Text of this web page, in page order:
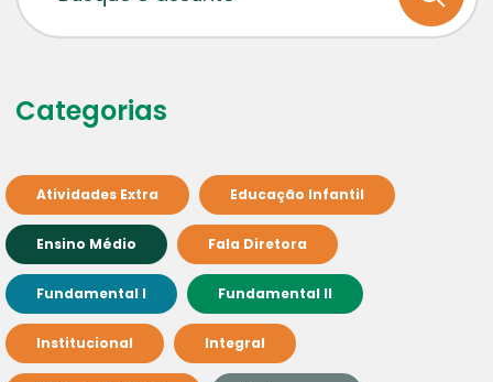
Categorias
Atividades Extra Educação Infantil
Ensino Médio Fala Diretora
Fundamental I Fundamental II
Institucional Integral